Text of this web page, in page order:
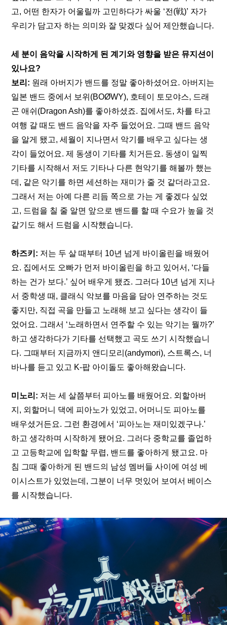
고, 어떤 한자가 어울릴까 고민하다가 싸울 ‘전(戦)’ 자가
우리가 담고자 하는 의미와 잘 맞겠다 싶어 제안했습니다.
세 분이 음악을 시작하게 된 계기와 영향을 받은 뮤지션이
있나요?
보리: 원래 아버지가 밴드를 정말 좋아하셨어요. 아버지는
일본 밴드 중에서 보위(BOØWY), 호테이 토모야스, 드래
곤 애쉬(Dragon Ash)를 좋아하셨죠. 집에서도, 차를 타고
여행 갈 때도 밴드 음악을 자주 들었어요. 그때 밴드 음악
을 알게 됐고, 세월이 지나면서 악기를 배우고 싶다는 생
각이 들었어요. 제 동생이 기타를 치거든요. 동생이 일찍
기타를 시작해서 저도 기타나 다른 현악기를 해볼까 했는
데, 같은 악기를 하면 세션하는 재미가 줄 것 같더라고요.
그래서 저는 아예 다른 리듬 쪽으로 가는 게 좋겠다 싶었
고, 드럼을 칠 줄 알면 앞으로 밴드를 할 때 수요가 높을 것
같기도 해서 드럼을 시작했습니다.
하즈키: 저는 두 살 때부터 10년 넘게 바이올린을 배웠어
요. 집에서도 오빠가 먼저 바이올린을 하고 있어서, ‘다들
하는 건가 보다.’ 싶어 배우게 됐죠. 그러다 10년 넘게 지나
서 중학생 때, 클래식 악보를 마음을 담아 연주하는 것도
좋지만, 직접 곡을 만들고 노래해 보고 싶다는 생각이 들
었어요. 그래서 ‘노래하면서 연주할 수 있는 악기는 뭘까?’
하고 생각하다가 기타를 선택했고 곡도 쓰기 시작했습니
다. 그때부터 지금까지 앤디모리(andymori), 스트록스, 너
바나를 듣고 있고 K-팝 아이돌도 좋아해왔습니다.
미노리: 저는 세 살쯤부터 피아노를 배웠어요. 외할아버
지, 외할머니 댁에 피아노가 있었고, 어머니도 피아노를
배우셨거든요. 그런 환경에서 ‘피아노는 재미있겠구나.’
하고 생각하며 시작하게 됐어요. 그러다 중학교를 졸업하
고 고등학교에 입학할 무렵, 밴드를 좋아하게 됐고요. 마
침 그때 좋아하게 된 밴드의 남성 멤버들 사이에 여성 베
이시스트가 있었는데, 그분이 너무 멋있어 보여서 베이스
를 시작했습니다.